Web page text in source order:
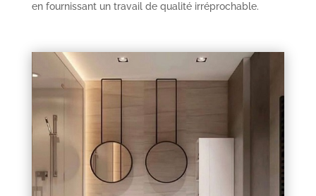
en fournissant un travail de qualité irréprochable.